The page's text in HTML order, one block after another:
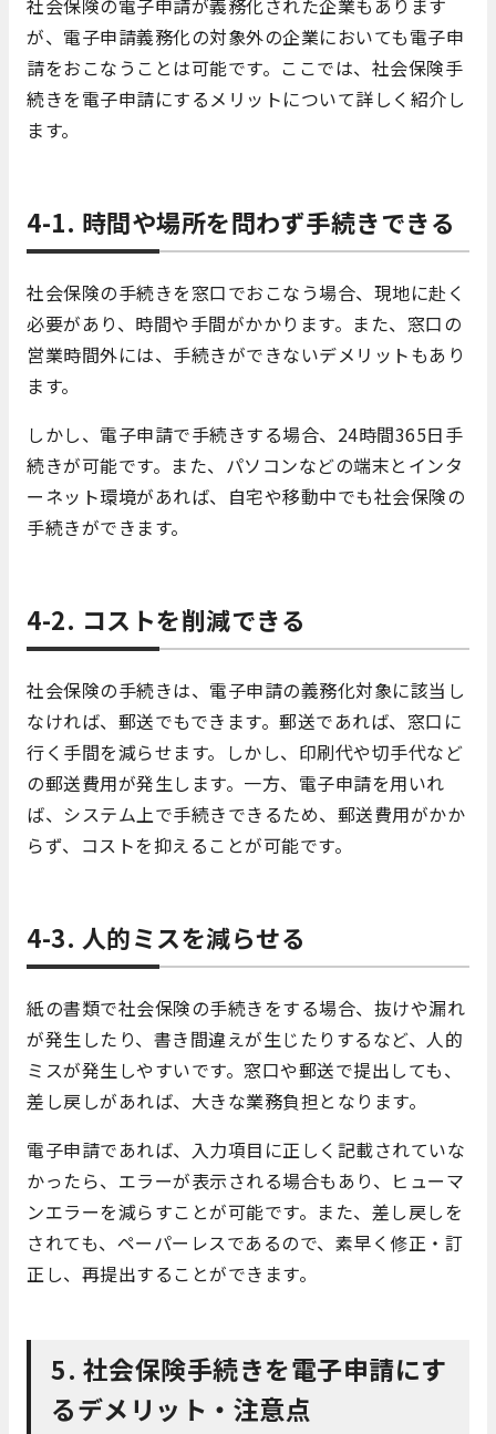
が、電子申請義務化の対象外の企業においても電子申
請をおこなうことは可能です。ここでは、社会保険手
続きを電子申請にするメリットについて詳しく紹介し
ます。
4-1. 時間や場所を問わず手続きできる
社会保険の手続きを窓口でおこなう場合、現地に赴く
必要があり、時間や手間がかかります。また、窓口の
営業時間外には、手続きができないデメリットもあり
ます。
しかし、電子申請で手続きする場合、24時間365日手
続きが可能です。また、パソコンなどの端末とインタ
ーネット環境があれば、自宅や移動中でも社会保険の
手続きができます。
4-2. コストを削減できる
社会保険の手続きは、電子申請の義務化対象に該当し
なければ、郵送でもできます。郵送であれば、窓口に
行く手間を減らせます。しかし、印刷代や切手代など
の郵送費用が発生します。一方、電子申請を用いれ
ば、システム上で手続きできるため、郵送費用がかか
らず、コストを抑えることが可能です。
4-3. 人的ミスを減らせる
紙の書類で社会保険の手続きをする場合、抜けや漏れ
が発生したり、書き間違えが生じたりするなど、人的
ミスが発生しやすいです。窓口や郵送で提出しても、
差し戻しがあれば、大きな業務負担となります。
電子申請であれば、入力項目に正しく記載されていな
かったら、エラーが表示される場合もあり、ヒューマ
ンエラーを減らすことが可能です。また、差し戻しを
されても、ペーパーレスであるので、素早く修正・訂
正し、再提出することができます。
5. 社会保険手続きを電子申請にす
るデメリット・注意点